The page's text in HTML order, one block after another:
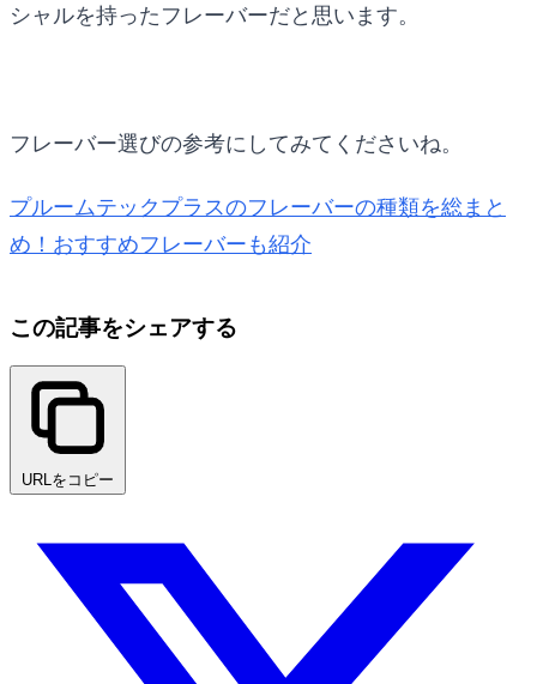
シャルを持ったフレーバーだと思います。
フレーバー選びの参考にしてみてくださいね。
プルームテックプラスのフレーバーの種類を総まと
め！おすすめフレーバーも紹介
この記事をシェアする
URLをコピー